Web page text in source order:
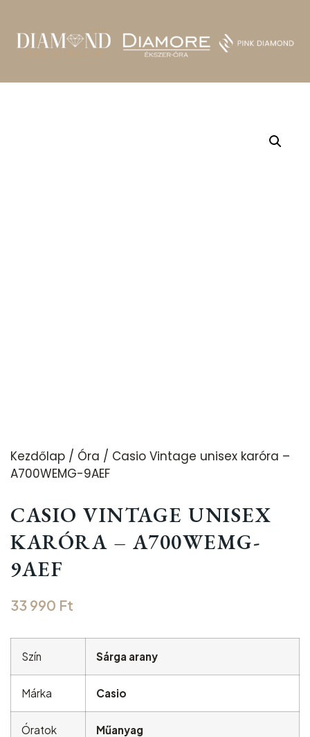
Kezdőlap / Óra / Casio Vintage unisex karóra –
A700WEMG-9AEF
CASIO VINTAGE UNISEX
KARÓRA – A700WEMG-
9AEF
33 990 Ft
Szín Sárga arany
Márka Casio
Óratok
Műanyag